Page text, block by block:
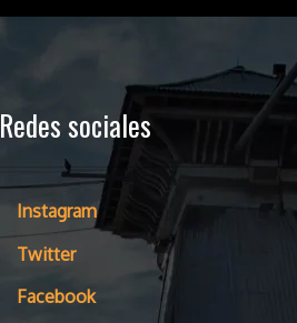
Redes sociales
Instagram
Twitter
Facebook